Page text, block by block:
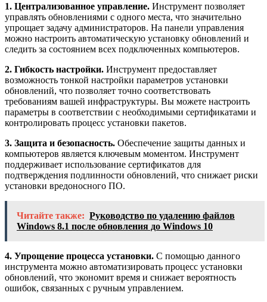
1. Централизованное управление. Инструмент позволяет
управлять обновлениями с одного места, что значительно
упрощает задачу администраторов. На панели управления
можно настроить автоматическую установку обновлений и
следить за состоянием всех подключенных компьютеров.
2. Гибкость настройки. Инструмент предоставляет
возможность тонкой настройки параметров установки
обновлений, что позволяет точно соответствовать
требованиям вашей инфраструктуры. Вы можете настроить
параметры в соответствии с необходимыми сертификатами и
контролировать процесс установки пакетов.
3. Защита и безопасность. Обеспечение защиты данных и
компьютеров является ключевым моментом. Инструмент
поддерживает использование сертификатов для
подтверждения подлинности обновлений, что снижает риски
установки вредоносного ПО.
Читайте также: Руководство по удалению файлов
Windows 8.1 после обновления до Windows 10
4. Упрощение процесса установки. С помощью данного
инструмента можно автоматизировать процесс установки
обновлений, что экономит время и снижает вероятность
ошибок, связанных с ручным управлением.